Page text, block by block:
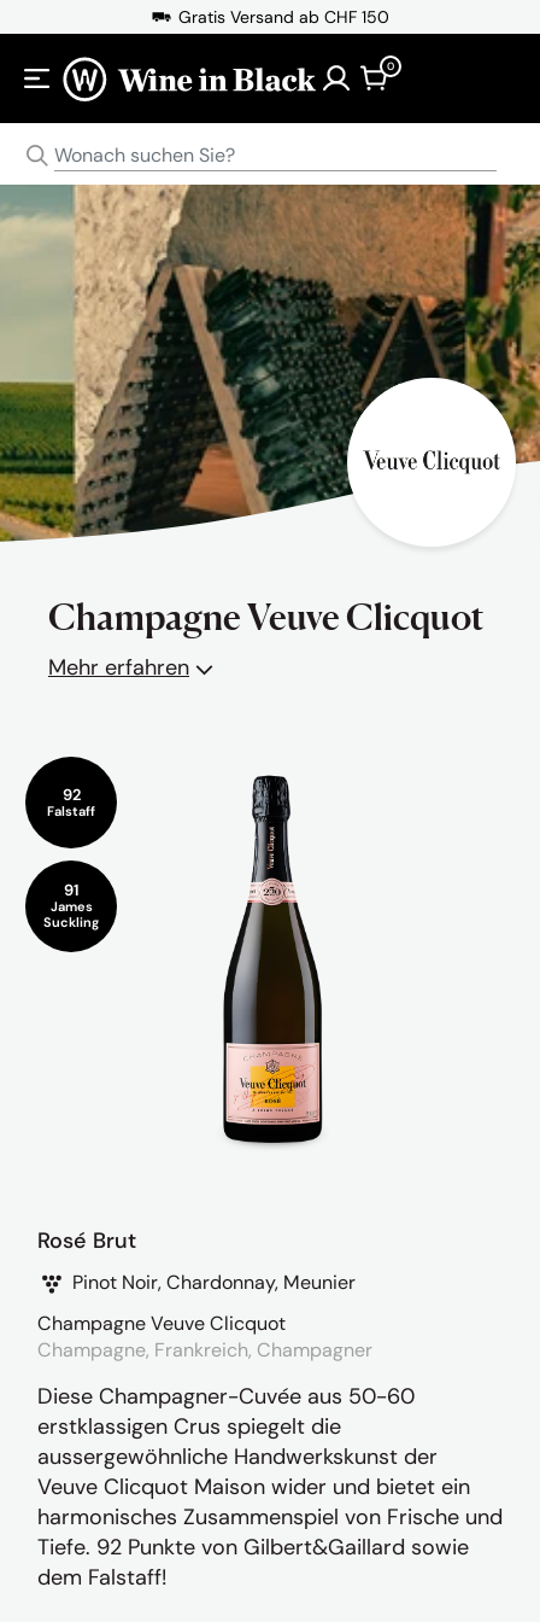
Direkt zum Inhalt
Gratis Versand ab CHF 150
0
Champagne Veuve Clicquot
Mehr erfahren
92
Falstaff
91
James
Suckling
Rosé Brut
Pinot Noir, Chardonnay, Meunier
Champagne Veuve Clicquot
Champagne, Frankreich, Champagner
Diese Champagner-Cuvée aus 50-60
erstklassigen Crus spiegelt die
aussergewöhnliche Handwerkskunst der
Veuve Clicquot Maison wider und bietet ein
harmonisches Zusammenspiel von Frische und
Tiefe. 92 Punkte von Gilbert&Gaillard sowie
dem Falstaff!